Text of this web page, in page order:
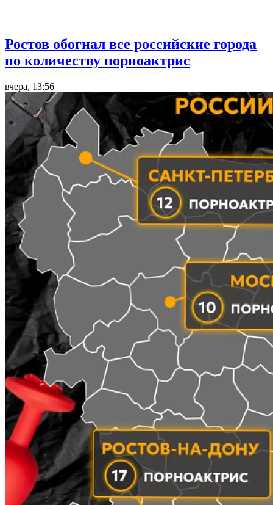
Ростов обогнал все российские города
по количеству порноактрис
вчера, 13:56